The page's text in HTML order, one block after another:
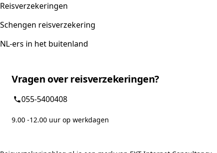
Reisverzekeringen
Schengen reisverzekering
NL-ers in het buitenland
Vragen over reisverzekeringen?
055-5400408
9.00 -12.00 uur op werkdagen